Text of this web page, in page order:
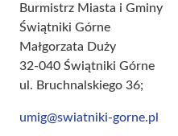
Burmistrz Miasta i Gminy
Świątniki Górne
Małgorzata Duży
32-040 Świątniki Górne
ul. Bruchnalskiego 36;
umig@swiatniki-gorne.pl